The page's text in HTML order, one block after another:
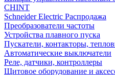
CHINT
Schneider Electric Распродажа
Преобразователи частоты
Устройства плавного пуска
Пускатели, контакторы,
Автоматические выключатели
Реле, датчики, контроллеры
Щитовое оборудование и